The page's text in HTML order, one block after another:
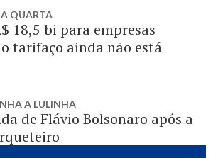
QUARTA
18,5 bi para empresas
tarifaço ainda não está
A LULINHA
de Flávio Bolsonaro após a